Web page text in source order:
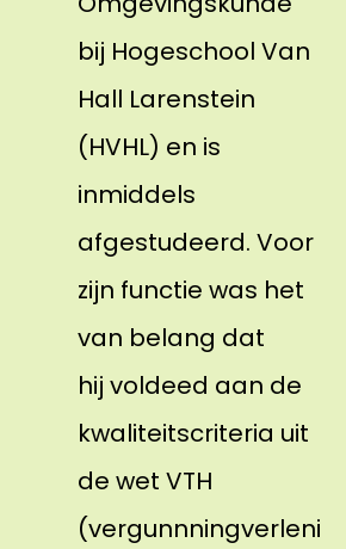
bij Hogeschool Van
Hall Larenstein
(HVHL) en is
inmiddels
afgestudeerd. Voor
zijn functie was het
van belang dat
hij voldeed aan de
kwaliteitscriteria uit
de wet VTH
(vergunnningverleni